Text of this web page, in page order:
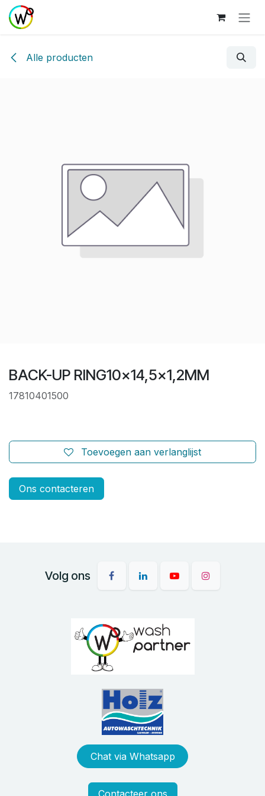
Overslaan naar inhoud
Alle producten
BACK-UP RING10x14,5x1,2MM
17810401500
Toevoegen aan verlanglijst
Ons contacteren
Volg ons
Chat via Whatsapp
Contacteer ons